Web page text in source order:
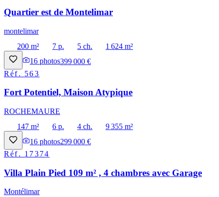
Quartier est de Montelimar
montelimar
200 m²
7 p. 5 ch.
1 624 m²
16 photos399 000 €
Réf. 563
Fort Potentiel, Maison Atypique
ROCHEMAURE
147 m²
6 p. 4 ch.
9 355 m²
16 photos299 000 €
Réf. 17374
Villa Plain Pied 109 m² , 4 chambres avec Garage
Montélimar